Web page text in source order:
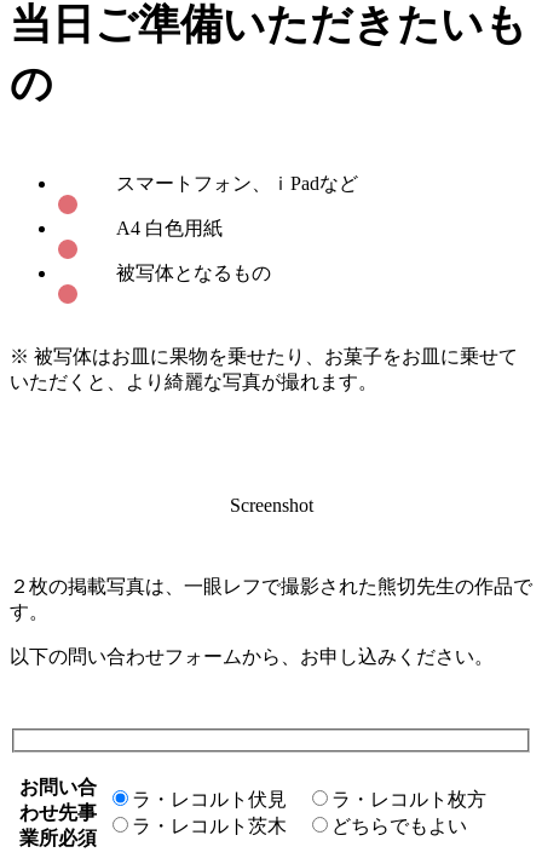
当日ご準備いただきたいも
の
スマートフォン、ｉPadなど
A4 白色用紙
被写体となるもの
※ 被写体はお皿に果物を乗せたり、お菓子をお皿に乗せて
いただくと、より綺麗な写真が撮れます。
Screenshot
２枚の掲載写真は、一眼レフで撮影された熊切先生の作品で
す。
以下の問い合わせフォームから、お申し込みください。
お問い合
わせ先事
業所必須
ラ・レコルト伏見
ラ・レコルト枚方
ラ・レコルト茨木
どちらでもよい